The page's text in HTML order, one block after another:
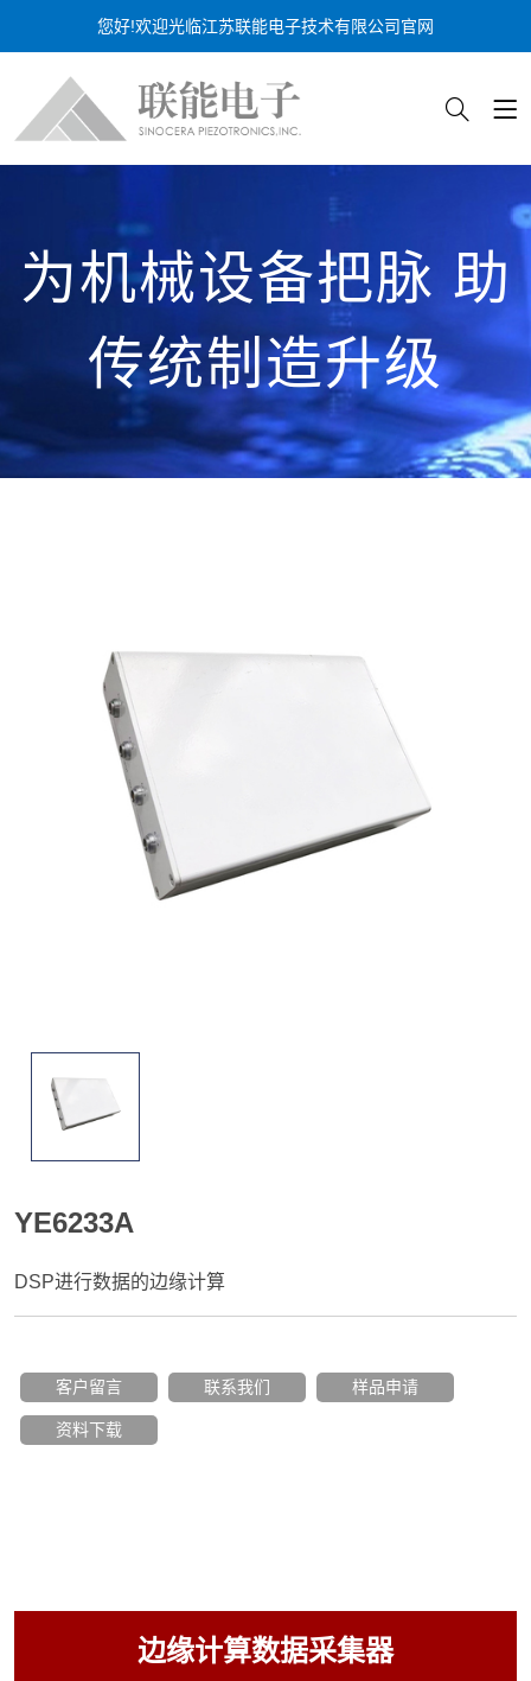
您好!欢迎光临江苏联能电子技术有限公司官网
为机械设备把脉 助
传统制造升级
YE6233A
DSP进行数据的边缘计算
客户留言 联系我们 样品申请
资料下载
边缘计算数据采集器